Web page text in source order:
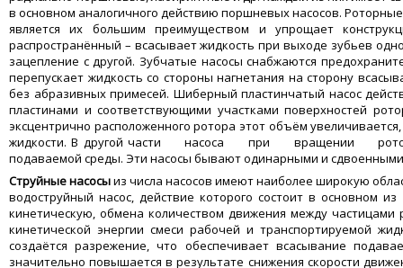
в основном аналогичного действию поршневых насосов.
является их большим преимуществом и упрощает
распространённый – всасывает жидкость при выходе зубьев
зацепление с другой. Зубчатые насосы снабжаются
перепускает жидкость со стороны нагнетания на сторону
без абразивных примесей. Шиберный пластинчатый насос
пластинами и соответствующими участками поверхностей
эксцентрично расположенного ротора этот объём
жидкости. В другой части насоса при вращении ротора
подаваемой среды. Эти насосы бывают одинарными и
Струйные насосыиз числа насосов имеют наиболее широкую
водоструйный насос, действие которого состоит в основном
кинетическую, обмена количеством движения между
кинетической энергии смеси рабочей и транспортируемой
создаётся разрежение, что обеспечивает всасывание
значительно повышается в результате снижения скорости